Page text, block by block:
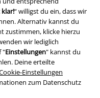
“ willigst du ein, dass wir
Alternativ kannst du
zustimmen, klicke hierzu
wir lediglich
"Einstellungen" kannst du
Deine erteilte
Einstellungen
zum Datenschutz